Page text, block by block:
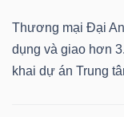
Thương mại Đại
dụng và giao hơn
khai dự án Trung
chính